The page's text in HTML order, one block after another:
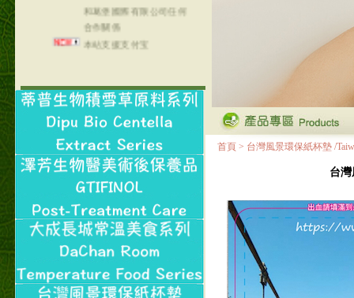
合作關係
本站支援支付宝
2017年1月1日起，中国大
首頁 > 台灣風景環保紙杯墊 /
台灣